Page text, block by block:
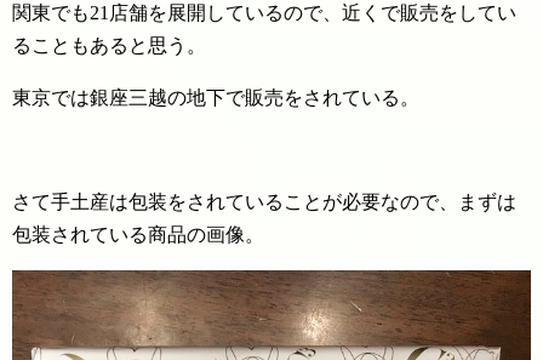
関東でも21店舗を展開しているので、近くで販売をしてい
ることもあると思う。
東京では銀座三越の地下で販売をされている。
さて手土産は包装をされていることが必要なので、まずは
包装されている商品の画像。